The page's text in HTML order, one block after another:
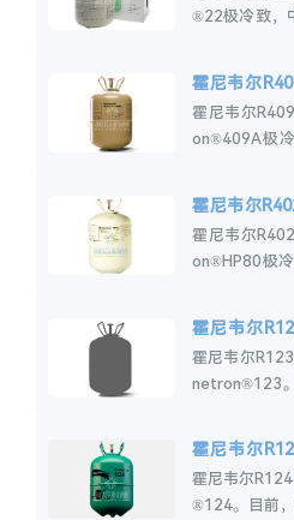
®22极冷致，
霍尼韦尔
09A）
霍尼韦尔
on®409A极冷
霍尼韦尔
P80）
霍尼韦尔
on®HP80极
霍尼韦尔
3）
霍尼韦尔
netron®123
中的R11冷媒
霍尼韦尔
4）
霍尼韦尔
®124。目前